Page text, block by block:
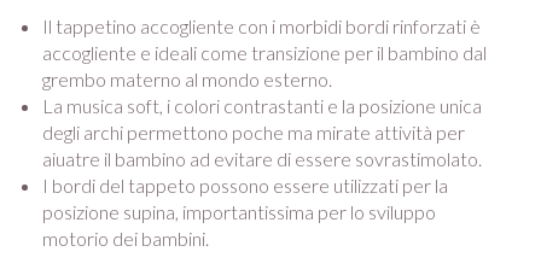
Il tappetino accogliente con i morbidi bordi rinforzati è
accogliente e ideali come transizione per il bambino dal
grembo materno al mondo esterno.
La musica soft, i colori contrastanti e la posizione unica
degli archi permettono poche ma mirate attività per
aiuatre il bambino ad evitare di essere sovrastimolato.
I bordi del tappeto possono essere utilizzati per la
posizione supina, importantissima per lo sviluppo
motorio dei bambini.